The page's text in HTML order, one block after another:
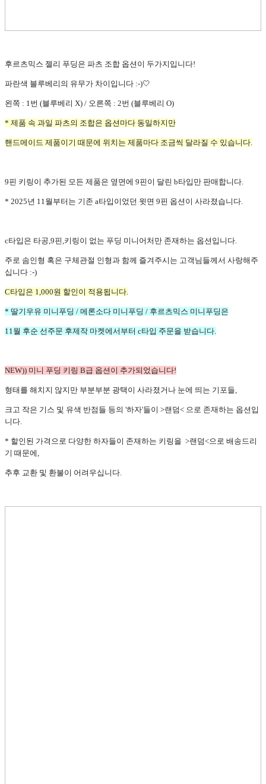
후르츠믹스 젤리 푸딩은 파츠 조합 옵션이 두가지입니다!
파란색 블루베리의 유무가 차이입니다 :-)🤍
왼쪽 : 1번 (블루베리 X) / 오른쪽 : 2번 (블루베리 O)
* 제품 속 과일 파츠의 조합은 옵션마다 동일하지만
핸드메이드 제품이기 때문에 위치는 제품마다 조금씩 달라질 수 있습니다.
9핀 키링이 추가된 모든 제품은 옆면에 9핀이 달린 b타입만 판매합니다.
* 2025년 11월부터는 기존 a타입이었던 윗면 9핀 옵션이 사라졌습니다.
c타입은 타공,9핀,키링이 없는 푸딩 미니어처만 존재하는 옵션입니다.
주로 솜인형 혹은 구체관절 인형과 함께 즐겨주시는 고객님들께서 사랑해주
십니다 :-)
C타입은 1,000원 할인이 적용됩니다.
* 딸기우유 미니푸딩 / 메론소다 미니푸딩 / 후르츠믹스 미니푸딩은
11월 후순 선주문 후제작 마켓에서부터 c타입 주문을 받습니다.
NEW)) 미니 푸딩 키링 B급 옵션이 추가되었습니다!
형태를 해치지 않지만 부분부분 광택이 사라졌거나 눈에 띄는 기포들,
크고 작은 기스 및 유색 반점들 등의 '하자'들이 >랜덤< 으로 존재하는 옵션입
니다.
* 할인된 가격으로 다양한 하자들이 존재하는 키링을 >랜덤<으로 배송드리
기 때문에,
추후 교환 및 환불이 어려우십니다.